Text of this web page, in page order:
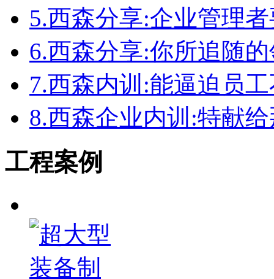
5.西森分享:企业管理
6.西森分享:你所追随
7.西森内训:能逼迫员
8.西森企业内训:特献
工程案例